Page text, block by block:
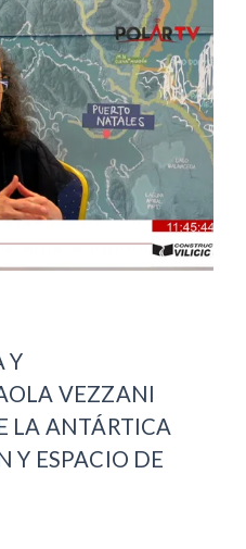
Y
VEZZANI
LA ANTÁRTICA
Y ESPACIO DE